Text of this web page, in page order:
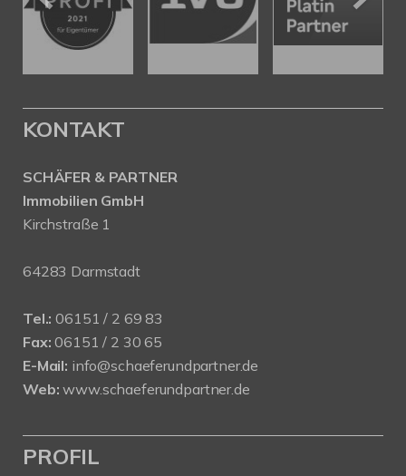
KONTAKT
SCHÄFER & PARTNER
Immobilien GmbH
Kirchstraße 1
64283 Darmstadt
Tel.: 06151 / 2 69 83
Fax: 06151 / 2 30 65
E-Mail: info@schaeferundpartner.de
Web: www.schaeferundpartner.de
PROFIL